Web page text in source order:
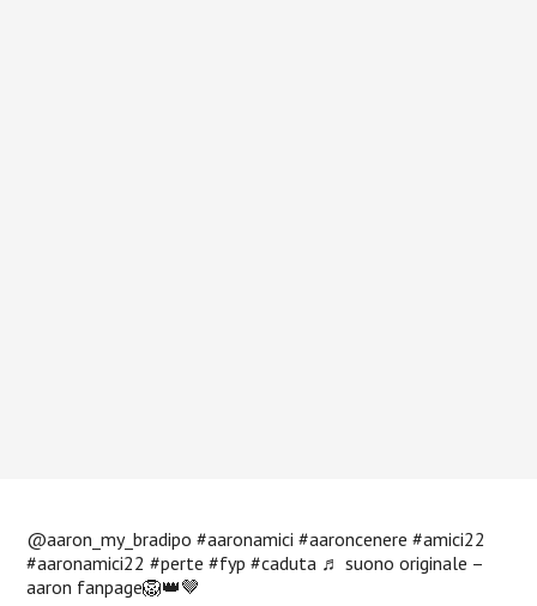
@aaron_my_bradipo #aaronamici #aaroncenere #amici22
#aaronamici22 #perte #fyp #caduta ♬ suono originale –
aaron fanpage🦁👑🤎